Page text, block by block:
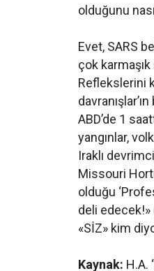
olduğunu
Evet, SARS
çok
Reflekslerini
ABD’de 1
yangınlar,
Iraklı
Missouri
olduğu
deli edecek!»
«SİZ» kim
Kaynak: H.A.